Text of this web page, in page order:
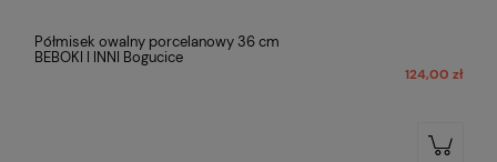
Półmisek owalny porcelanowy 36 cm
BEBOKI I INNI Bogucice
124,00 zł